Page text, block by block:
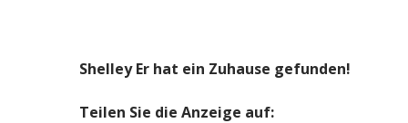
Shelley Er hat ein Zuhause gefunden!
Teilen Sie die Anzeige auf: